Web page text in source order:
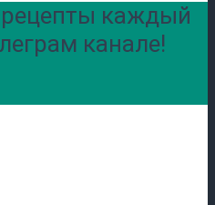
каждый
канале!